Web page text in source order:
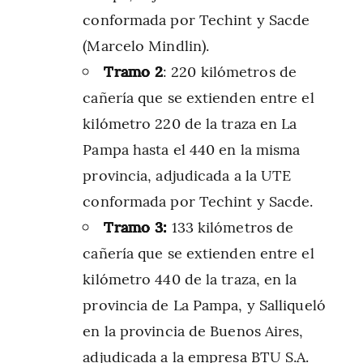
conformada por Techint y Sacde
(Marcelo Mindlin).
Tramo 2: 220 kilómetros de
cañería que se extienden entre el
kilómetro 220 de la traza en La
Pampa hasta el 440 en la misma
provincia, adjudicada a la UTE
conformada por Techint y Sacde.
Tramo 3: 133 kilómetros de
cañería que se extienden entre el
kilómetro 440 de la traza, en la
provincia de La Pampa, y Salliqueló
en la provincia de Buenos Aires,
adjudicada a la empresa BTU S.A.